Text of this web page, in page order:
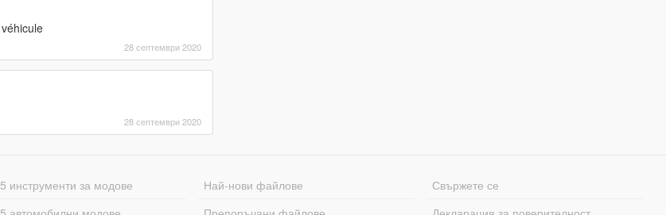
28 септември 2020
28 септември 2020
инструменти за модове
Най-нови файлове
Свържете се